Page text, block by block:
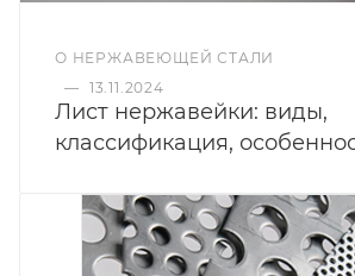
О НЕРЖАВЕЮЩЕЙ СТАЛИ
— 13.11.2024
Лист нержавейки: виды,
классификация,